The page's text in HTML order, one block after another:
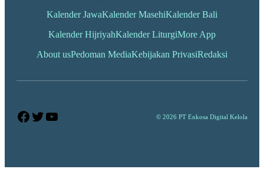
Kalender JawaKalender MasehiKalender Bali
Kalender HijriyahKalender LiturgiMore App
About usPedoman MediaKebijakan PrivasiRedaksi
Facebook
Twitter
YouTube © 2026 PT Enkosa Digital Kelola